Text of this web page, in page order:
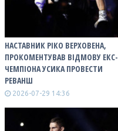
НАСТАВНИК РІКО ВЕРХОВЕНА,
ПРОКОМЕНТУВАВ ВІДМОВУ ЕКС-
ЧЕМПІОНА УСИКА ПРОВЕСТИ
РЕВАНШ
2026-07-29 14:36